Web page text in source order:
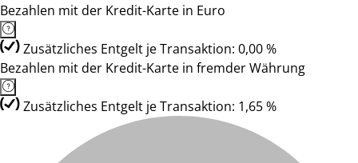
Bezahlen mit der Kredit-Karte in Euro
Zusätzliches Entgelt je Transaktion: 0,00 %
Bezahlen mit der Kredit-Karte in fremder Währung
Zusätzliches Entgelt je Transaktion: 1,65 %